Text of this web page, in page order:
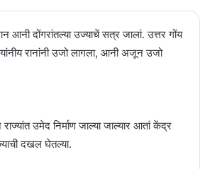
आनी दोंगरांतल्या उज्याचें सत्र जालां. उत्तर गोंय
रानांनी उजो लागला, आनी अजून उजो
उमेद निर्माण जाल्या जाल्यार आतां केंद्र
दखल घेतल्या.